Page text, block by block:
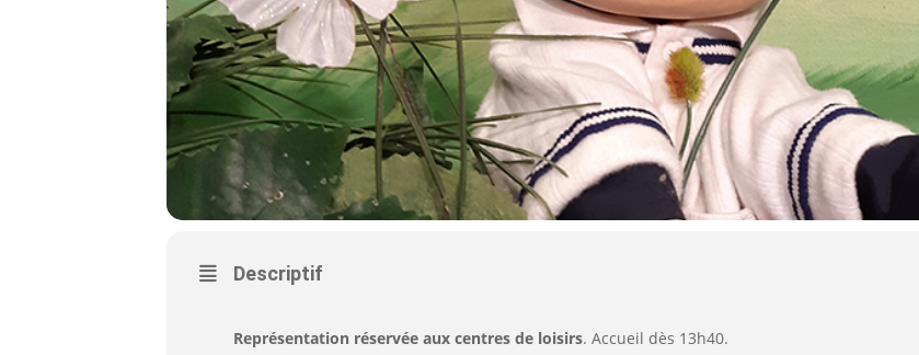
Descriptif
Représentation réservée aux centres de loisirs. Accueil dès 13h40.